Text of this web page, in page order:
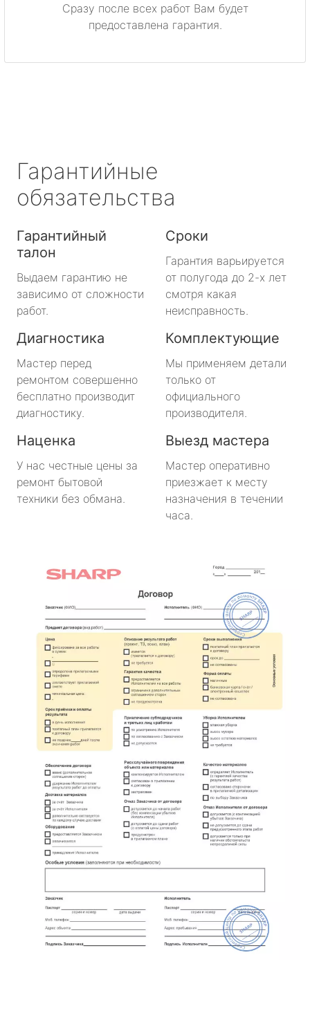
Сразу после всех работ Вам будет
предоставлена гарантия.
Гарантийные
обязательства
Гарантийный
талон
Выдаем гарантию не
зависимо от сложности
работ.
Сроки
Гарантия варьируется
от полугода до 2-х лет
смотря какая
неисправность.
Диагностика
Мастер перед
ремонтом совершенно
бесплатно производит
диагностику.
Комплектующие
Мы применяем детали
только от
официального
производителя.
Наценка
У нас честные цены за
ремонт бытовой
техники без обмана.
Выезд мастера
Мастер оперативно
приезжает к месту
назначения в течении
часа.